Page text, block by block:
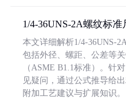
1/4-36UNS-2A螺纹标准
本文详细解析1/4-36UNS-
包括外径、螺距、公差等
（ASME B1.1标准）。针
见疑问，通过公式推导给
附加工艺建议与扩展知识。